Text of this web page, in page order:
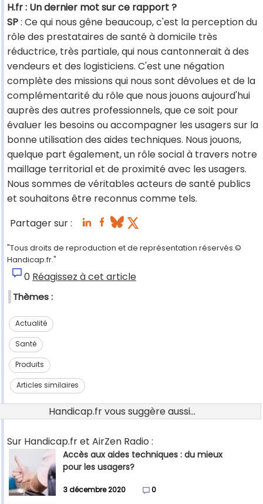
H.fr : Un dernier mot sur ce rapport ?
SP: Ce qui nous gêne beaucoup, c'est la perception du
rôle des prestataires de santé à domicile très
réductrice, très partiale, qui nous cantonnerait à des
vendeurs et des logisticiens. C'est une négation
complète des missions qui nous sont dévolues et de la
complémentarité du rôle que nous jouons aujourd'hui
auprès des autres professionnels, que ce soit pour
évaluer les besoins ou accompagner les usagers sur la
bonne utilisation des aides techniques. Nous jouons,
quelque part également, un rôle social à travers notre
maillage territorial et de proximité avec les usagers.
Nous sommes de véritables acteurs de santé publics
et souhaitons être reconnus comme tels.
Partager sur :
"Tous droits de reproduction et de représentation réservés.©
Handicap.fr."
0 Réagissez à cet article
Thèmes :
Actualité
Santé
Produits
Articles similaires
Handicap.fr vous suggère aussi...
Sur Handicap.fr et AirZen Radio :
Accès aux aides techniques : du mieux
pour les usagers?
3 décembre 2020 0